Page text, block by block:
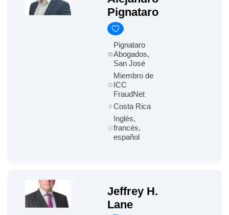
Pignataro
Pignataro
Abogados,
San José
Miembro de
ICC
FraudNet
Costa Rica
Inglés,
francés,
español
Jeffrey H.
Lane